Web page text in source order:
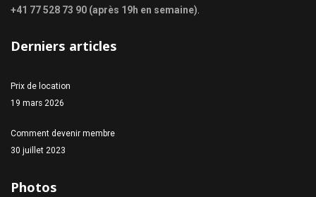
+41 77 528 73 90 (après 19h en semaine).
Derniers articles
Prix de location
19 mars 2026
Comment devenir membre
30 juillet 2023
Photos